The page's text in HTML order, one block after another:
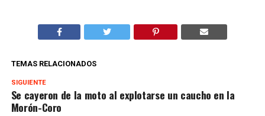
TEMAS RELACIONADOS
SIGUIENTE
Se cayeron de la moto al explotarse un caucho en la
Morón-Coro